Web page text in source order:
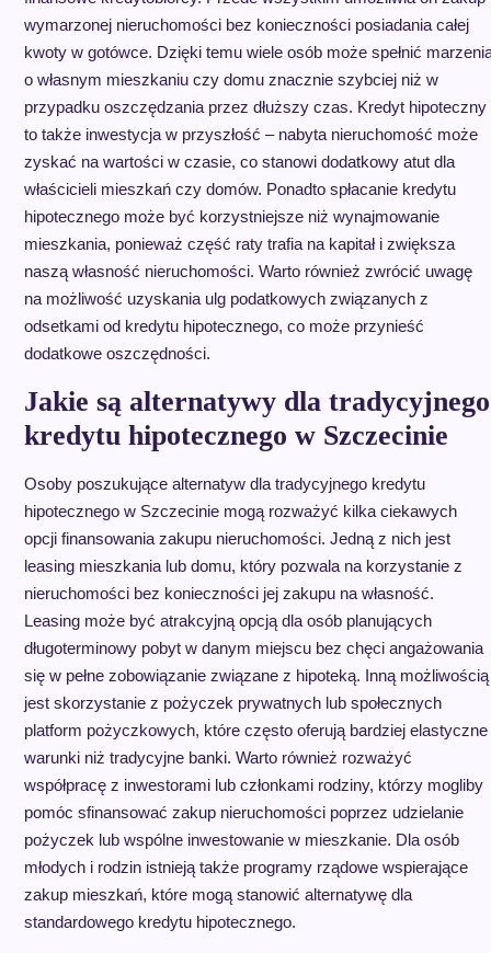
wymarzonej nieruchomości bez konieczności posiadania całej
kwoty w gotówce. Dzięki temu wiele osób może spełnić
o własnym mieszkaniu czy domu znacznie szybciej niż w
przypadku oszczędzania przez dłuższy czas. Kredyt hipoteczny
to także inwestycja w przyszłość – nabyta nieruchomość może
zyskać na wartości w czasie, co stanowi dodatkowy atut dla
właścicieli mieszkań czy domów. Ponadto spłacanie kredytu
hipotecznego może być korzystniejsze niż wynajmowanie
mieszkania, ponieważ część raty trafia na kapitał i zwiększa
naszą własność nieruchomości. Warto również zwrócić uwagę
na możliwość uzyskania ulg podatkowych związanych z
odsetkami od kredytu hipotecznego, co może przynieść
dodatkowe oszczędności.
Jakie są alternatywy dla tradycyjnego
kredytu hipotecznego w Szczecinie
Osoby poszukujące alternatyw dla tradycyjnego kredytu
hipotecznego w Szczecinie mogą rozważyć kilka ciekawych
opcji finansowania zakupu nieruchomości. Jedną z nich jest
leasing mieszkania lub domu, który pozwala na korzystanie z
nieruchomości bez konieczności jej zakupu na własność.
Leasing może być atrakcyjną opcją dla osób planujących
długoterminowy pobyt w danym miejscu bez chęci angażowania
się w pełne zobowiązanie związane z hipoteką. Inną możliwością
jest skorzystanie z pożyczek prywatnych lub społecznych
platform pożyczkowych, które często oferują bardziej elastyczne
warunki niż tradycyjne banki. Warto również rozważyć
współpracę z inwestorami lub członkami rodziny, którzy mogliby
pomóc sfinansować zakup nieruchomości poprzez udzielanie
pożyczek lub wspólne inwestowanie w mieszkanie. Dla osób
młodych i rodzin istnieją także programy rządowe wspierające
zakup mieszkań, które mogą stanowić alternatywę dla
standardowego kredytu hipotecznego.